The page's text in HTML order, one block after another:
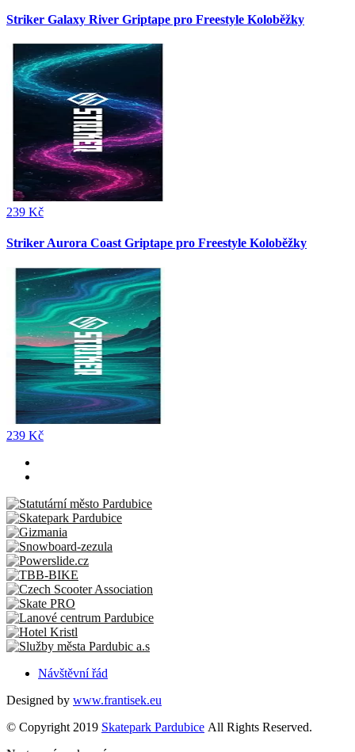
Striker Galaxy River Griptape pro Freestyle Koloběžky
239 Kč
Striker Aurora Coast Griptape pro Freestyle Koloběžky
239 Kč
Návštěvní řád
Designed by www.frantisek.eu
© Copyright 2019 Skatepark Pardubice All Rights Reserved.